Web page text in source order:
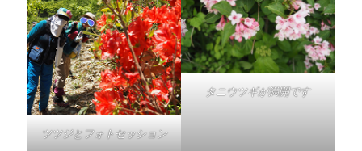
ツツジとフォトセッション
タニウツギが満開です